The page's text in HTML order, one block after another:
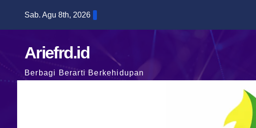
Sab. Agu 8th, 2026
Ariefrd.id
Berbagi Berarti Berkehidupan